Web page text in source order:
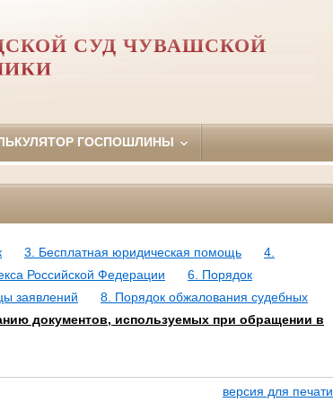
СУД ЧУВАШСКОЙ
ГОСПОШЛИНЫ
3. Бесплатная юридическая помощь
4.
Российской Федерации
6. Порядок
заявлений
8. Порядок обжалования судебных
документов, используемых при обращении в
версия для печати